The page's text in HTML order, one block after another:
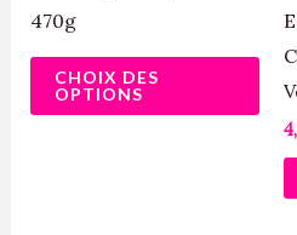
470g
CHOIX DES
OPTIONS
être
sur